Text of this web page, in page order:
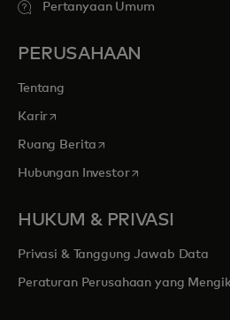
Pertanyaan Umum
PERUSAHAAN
Tentang
Kariropens in a new tab
Ruang Berita opens in a new tab
Hubungan Investoropens in a new
HUKUM & PRIVASI
Privasi & Tanggung Jawab Data
Peraturan Perusahaan yang